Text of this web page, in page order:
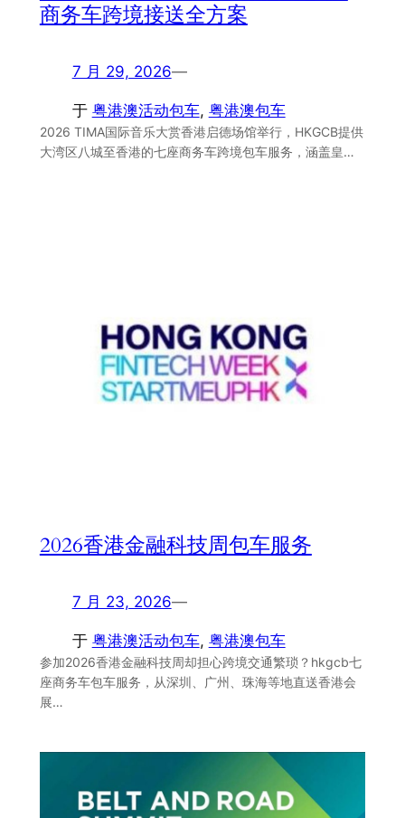
商务车跨境接送全方案
7 月 29, 2026—
于 粤港澳活动包车, 粤港澳包车
2026 TIMA国际音乐大赏香港启德场馆举行，HKGCB提供
大湾区八城至香港的七座商务车跨境包车服务，涵盖皇…
2026香港金融科技周包车服务
7 月 23, 2026—
于 粤港澳活动包车, 粤港澳包车
参加2026香港金融科技周却担心跨境交通繁琐？hkgcb七
座商务车包车服务，从深圳、广州、珠海等地直送香港会
展…